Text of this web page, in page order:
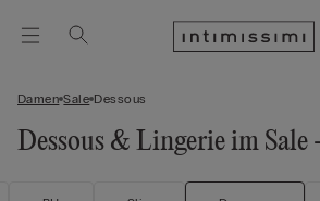
Damen Sale Dessous
Dessous & Lingerie im Sale